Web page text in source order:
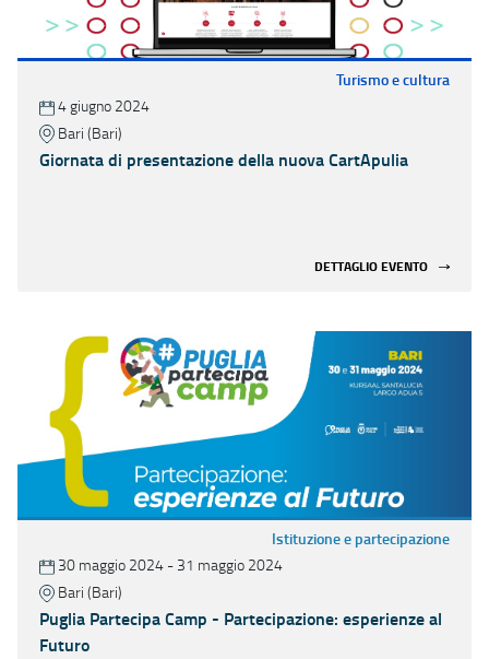
Turismo e cultura
4 giugno 2024
Bari (Bari)
Giornata di presentazione della nuova CartApulia
DETTAGLIO EVENTO
Istituzione e partecipazione
30 maggio 2024 - 31 maggio 2024
Bari (Bari)
Puglia Partecipa Camp - Partecipazione: esperienze al
Futuro